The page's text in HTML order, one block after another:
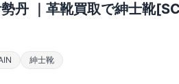
丹 ｜革靴買取で紳士靴
紳士靴